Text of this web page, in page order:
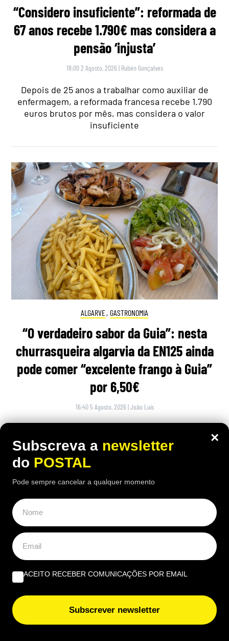
“Considero insuficiente”: reformada de
67 anos recebe 1.790€ mas considera a
pensão ‘injusta’
18:00 2 Agosto, 2026 | Rubén Gonçalves
Depois de 25 anos a trabalhar como auxiliar de
enfermagem, a reformada francesa recebe 1.790
euros brutos por mês, mas considera o valor
insuficiente
ALGARVE, GASTRONOMIA
“O verdadeiro sabor da Guia”: nesta
churrasqueira algarvia da EN125 ainda
pode comer “excelente frango à Guia”
por 6,50€
16:40 5 Agosto, 2026 |João Luís
receitas mais conhecidas de frango assado do
Algarve continuam a chamar clientes durante o
ÚLTIMAS NOTÍCIAS
Marisco da Ria Formosa e grandes concertos animam
seis noites em Olhão
Funcionário com 30 anos de casa despedido do El Corte
Inglés por levar 4 sacos de compras sem pagar: tribunal
teve decisão final e não ‘perdoou’
×
Subscreva a newsletter
do POSTAL
Pode sempre cancelar a qualquer momento
ACEITO RECEBER COMUNICAÇÕES POR EMAIL
Subscrever newsletter